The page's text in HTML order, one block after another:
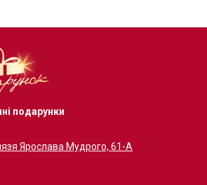
подарунки
Ярослава Мудрого, 61-А